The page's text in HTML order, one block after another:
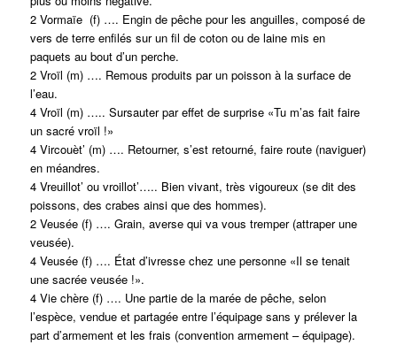
2 Vormaïe (f) …. Engin de pêche pour les anguilles, composé de
vers de terre enfilés sur un fil de coton ou de laine mis en
paquets au bout d’un perche.
2 Vroïl (m) …. Remous produits par un poisson à la surface de
l’eau.
4 Vroïl (m) ….. Sursauter par effet de surprise «Tu m’as fait faire
un sacré vroïl !»
4 Vircouèt’ (m) …. Retourner, s’est retourné, faire route (naviguer)
en méandres.
4 Vreuillot’ ou vroillot’….. Bien vivant, très vigoureux (se dit des
poissons, des crabes ainsi que des hommes).
2 Veusée (f) …. Grain, averse qui va vous tremper (attraper une
veusée).
4 Veusée (f) …. État d’ivresse chez une personne «Il se tenait
une sacrée veusée !».
4 Vie chère (f) …. Une partie de la marée de pêche, selon
l’espèce, vendue et partagée entre l’équipage sans y prélever la
part d’armement et les frais (convention armement – équipage).